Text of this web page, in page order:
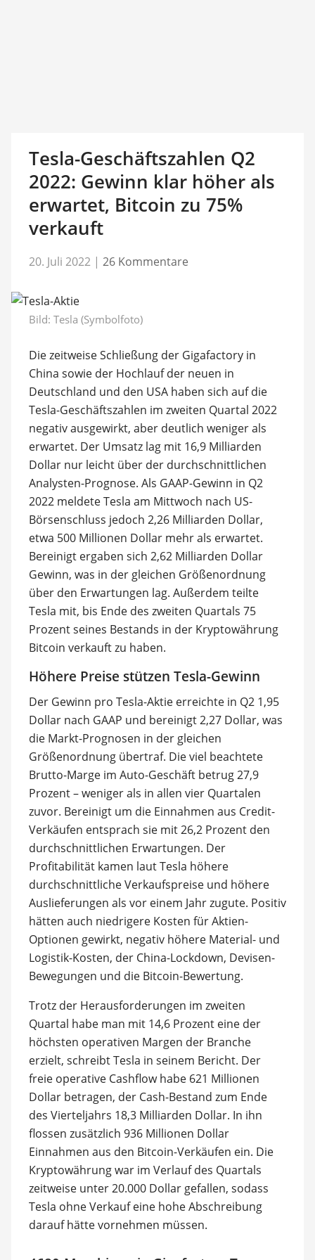
Tesla-Geschäftszahlen Q2
2022: Gewinn klar höher als
erwartet, Bitcoin zu 75%
verkauft
20. Juli 2022 | 26 Kommentare
Bild: Tesla (Symbolfoto)
Die zeitweise Schließung der Gigafactory in
China sowie der Hochlauf der neuen in
Deutschland und den USA haben sich auf die
Tesla-Geschäftszahlen im zweiten Quartal 2022
negativ ausgewirkt, aber deutlich weniger als
erwartet. Der Umsatz lag mit 16,9 Milliarden
Dollar nur leicht über der durchschnittlichen
Analysten-Prognose. Als GAAP-Gewinn in Q2
2022 meldete Tesla am Mittwoch nach US-
Börsenschluss jedoch 2,26 Milliarden Dollar,
etwa 500 Millionen Dollar mehr als erwartet.
Bereinigt ergaben sich 2,62 Milliarden Dollar
Gewinn, was in der gleichen Größenordnung
über den Erwartungen lag. Außerdem teilte
Tesla mit, bis Ende des zweiten Quartals 75
Prozent seines Bestands in der Kryptowährung
Bitcoin verkauft zu haben.
Höhere Preise stützen Tesla-Gewinn
Der Gewinn pro Tesla-Aktie erreichte in Q2 1,95
Dollar nach GAAP und bereinigt 2,27 Dollar, was
die Markt-Prognosen in der gleichen
Größenordnung übertraf. Die viel beachtete
Brutto-Marge im Auto-Geschäft betrug 27,9
Prozent – weniger als in allen vier Quartalen
zuvor. Bereinigt um die Einnahmen aus Credit-
Verkäufen entsprach sie mit 26,2 Prozent den
durchschnittlichen Erwartungen. Der
Profitabilität kamen laut Tesla höhere
durchschnittliche Verkaufspreise und höhere
Auslieferungen als vor einem Jahr zugute. Positiv
hätten auch niedrigere Kosten für Aktien-
Optionen gewirkt, negativ höhere Material- und
Logistik-Kosten, der China-Lockdown, Devisen-
Bewegungen und die Bitcoin-Bewertung.
Trotz der Herausforderungen im zweiten
Quartal habe man mit 14,6 Prozent eine der
höchsten operativen Margen der Branche
erzielt, schreibt Tesla in seinem Bericht. Der
freie operative Cashflow habe 621 Millionen
Dollar betragen, der Cash-Bestand zum Ende
des Vierteljahrs 18,3 Milliarden Dollar. In ihn
flossen zusätzlich 936 Millionen Dollar
Einnahmen aus den Bitcoin-Verkäufen ein. Die
Kryptowährung war im Verlauf des Quartals
zeitweise unter 20.000 Dollar gefallen, sodass
Tesla ohne Verkauf eine hohe Abschreibung
darauf hätte vornehmen müssen.